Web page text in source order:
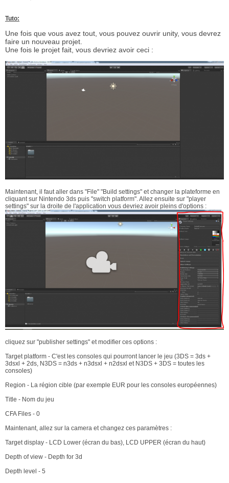
Tuto:
Une fois que vous avez tout, vous pouvez ouvrir unity, vous devrez
faire un nouveau projet.
Une fois le projet fait, vous devriez avoir ceci :
Maintenant, il faut aller dans "File" "Build settings" et changer la plateforme en
cliquant sur Nintendo 3ds puis "switch platform". Allez ensuite sur "player
settings" sur la droite de l'application vous devriez avoir pleins d'options :
cliquez sur "publisher settings" et modifier ces options :
Target platform - C'est les consoles qui pourront lancer le jeu (3DS = 3ds +
3dsxl + 2ds, N3DS = n3ds + n3dsxl + n2dsxl et N3DS + 3DS = toutes les
consoles)
Region - La région cible (par exemple EUR pour les consoles européennes)
Title - Nom du jeu
CFA Files - 0
Maintenant, allez sur la camera et changez ces paramètres :
Target display - LCD Lower (écran du bas), LCD UPPER (écran du haut)
Depth of view - Depth for 3d
Depth level - 5